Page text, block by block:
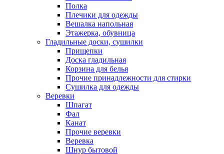
Полка
Плечики для одежды
Вешалка напольная
Этажерка, обувница
Гладильные доски, сушилки
Прищепки
Доска гладильная
Корзина для белья
Прочие принадлежности для стирки
Сушилка для одежды
Веревки
Шпагат
Фал
Канат
Прочие веревки
Веревка
Шнур бытовой